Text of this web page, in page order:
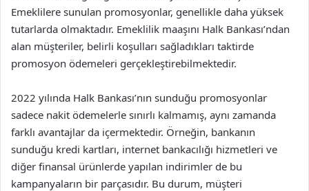
Emeklilere sunulan promosyonlar, genellikle daha yüksek
tutarlarda olmaktadır. Emeklilik maaşını Halk Bankası’ndan
alan müşteriler, belirli koşulları sağladıkları taktirde
promosyon ödemeleri gerçekleştirebilmektedir.
2022 yılında Halk Bankası’nın sunduğu promosyonlar
sadece nakit ödemelerle sınırlı kalmamış, aynı zamanda
farklı avantajlar da içermektedir. Örneğin, bankanın
sunduğu kredi kartları, internet bankacılığı hizmetleri ve
diğer finansal ürünlerde yapılan indirimler de bu
kampanyaların bir parçasıdır. Bu durum, müşteri